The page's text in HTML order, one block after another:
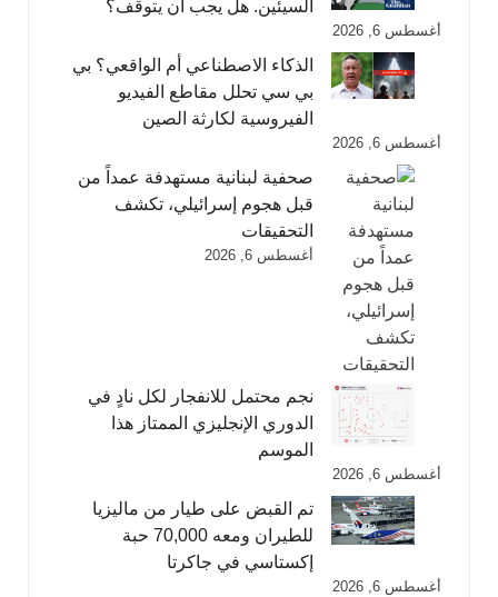
السيئين. هل يجب أن يتوقف؟
أغسطس 6, 2026
الذكاء الاصطناعي أم الواقعي؟ بي
بي سي تحلل مقاطع الفيديو
الفيروسية لكارثة الصين
أغسطس 6, 2026
صحفية لبنانية مستهدفة عمداً من
قبل هجوم إسرائيلي، تكشف
التحقيقات
أغسطس 6, 2026
نجم محتمل للانفجار لكل نادٍ في
الدوري الإنجليزي الممتاز هذا
الموسم
أغسطس 6, 2026
تم القبض على طيار من ماليزيا
للطيران ومعه 70,000 حبة
إكستاسي في جاكرتا
أغسطس 6, 2026